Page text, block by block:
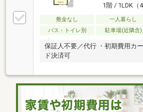
1階 / 1LDK（
敷金なし 一人暮らし
バス・トイレ別
駐車場(近隣含)
保証人不要／代行 ・初期費用カ
ド決済可